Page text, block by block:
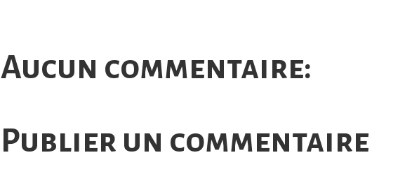
Aucun commentaire:
Publier un commentaire